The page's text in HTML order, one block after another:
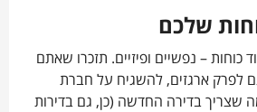
שלכם
– נפשיים ופיזיים. תזכרו שאתם
לפרק ארגזים, להשגיח על חברת
שצריך בדירה החדשה (כן, גם בדירות